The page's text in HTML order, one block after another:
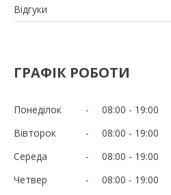
Вiдгуки
ГРАФІК РОБОТИ
Понеділок 08:00
19:00
Вівторок
08:00
19:00
Середа
08:00
19:00
Четвер
08:00
19:00